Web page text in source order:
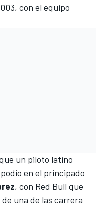
con el equipo
un piloto latino
en el principado
, con Red Bull que
una de las carrera